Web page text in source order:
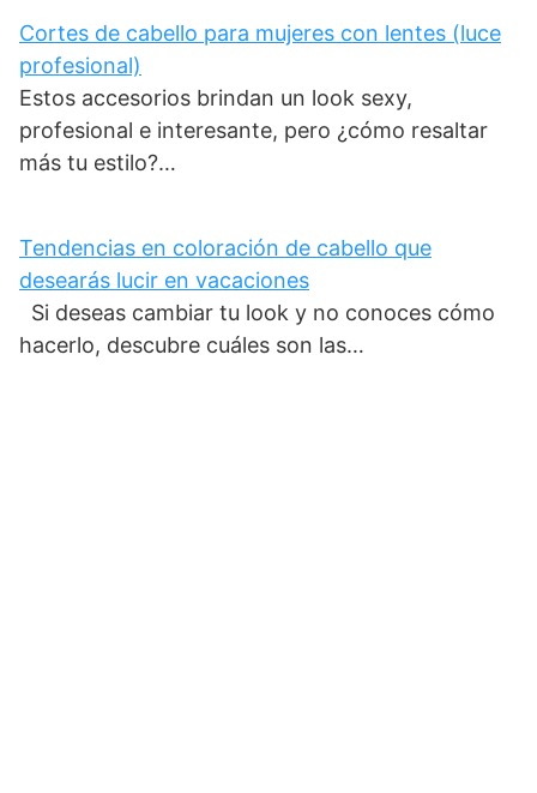
Cortes de cabello para mujeres con lentes (luce
profesional)
Estos accesorios brindan un look sexy,
profesional e interesante, pero ¿cómo resaltar
más tu estilo?…
Tendencias en coloración de cabello que
desearás lucir en vacaciones
Si deseas cambiar tu look y no conoces cómo
hacerlo, descubre cuáles son las…